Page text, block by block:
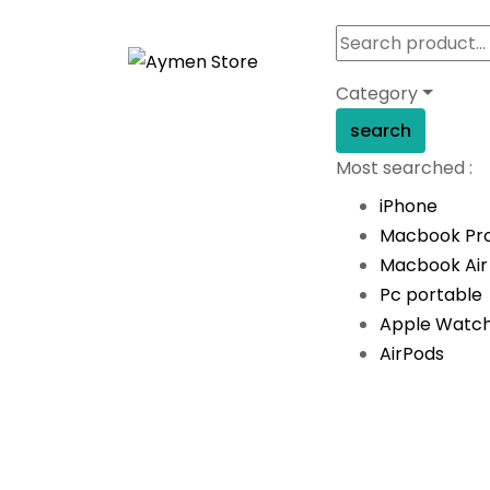
Category
search
Most searched :
iPhone
Macbook
Macbook Air
Pc portable
Apple
AirPods